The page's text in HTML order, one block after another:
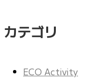
カテゴリ
ECO Activity